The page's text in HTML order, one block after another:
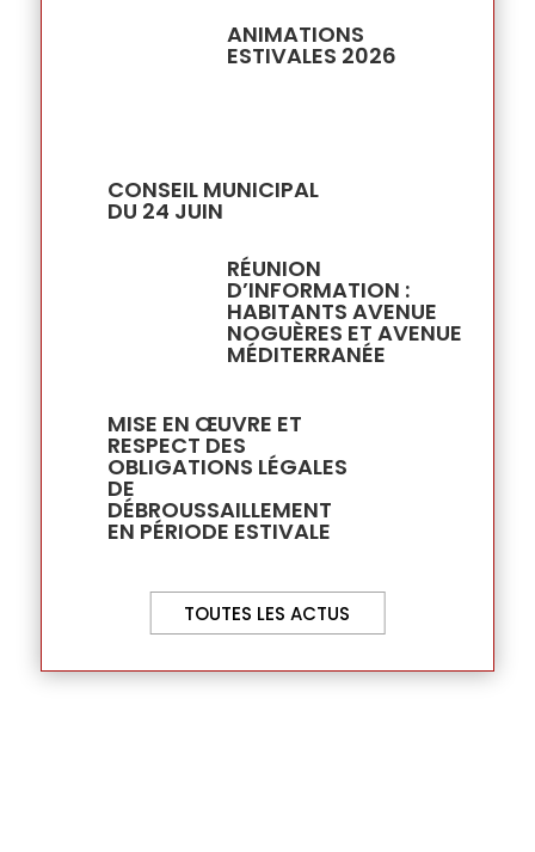
ANIMATIONS
ESTIVALES 2026
CONSEIL MUNICIPAL
DU 24 JUIN
RÉUNION
D’INFORMATION :
HABITANTS AVENUE
NOGUÈRES ET AVENUE
MÉDITERRANÉE
MISE EN ŒUVRE ET
RESPECT DES
OBLIGATIONS LÉGALES
DE
DÉBROUSSAILLEMENT
EN PÉRIODE ESTIVALE
TOUTES LES ACTUS